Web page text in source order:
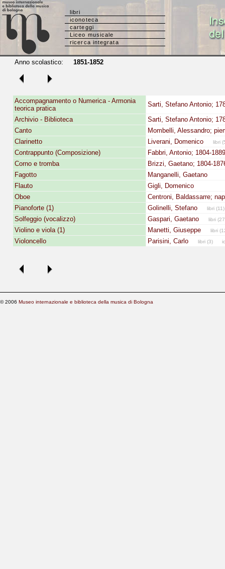
libri
iconoteca
carteggi
Liceo musicale
ricerca integrata
Anno scolastico: 1851-1852
Accompagnamento o Numerica - Armonia
teorica pratica
Sarti, Stefano Antonio;
Archivio - Biblioteca
Sarti, Stefano Antonio;
Canto
Mombelli, Alessandro;
Clarinetto
Liverani, Domenico libri
Contrappunto (Composizione)
Fabbri, Antonio; 1804-1889
Corno e tromba
Brizzi, Gaetano; 1804-
Fagotto
Manganelli, Gaetano
Flauto
Gigli, Domenico
Oboe
Centroni, Baldassarre;
Pianoforte (1)
Golinelli, Stefano libri
Solfeggio (vocalizzo) Gaspari, Gaetano libri
Violino e viola (1) Manetti, Giuseppe libri
Violoncello Parisini, Carlo libri (3)
© 2006 Museo internazionale e biblioteca della musica di Bologna